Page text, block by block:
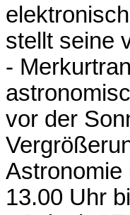
stellt seine
-
vor der
Astronomie
13.00 Uhr